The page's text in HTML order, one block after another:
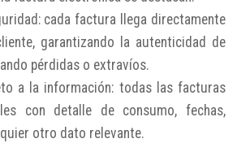
cada factura llega directamente
garantizando la autenticidad de
pérdidas o extravíos.
a la información: todas las facturas
con detalle de consumo, fechas,
otro dato relevante.